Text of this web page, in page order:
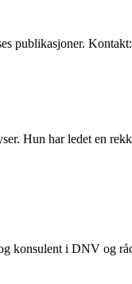
publikasjoner.
Hun har ledet en
konsulent i DNV og